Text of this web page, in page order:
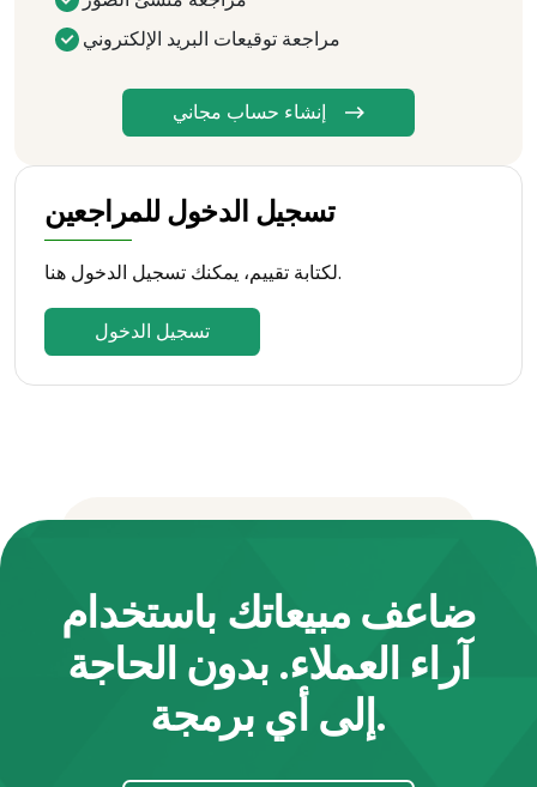
مراجعة توقيعات البريد الإلكتروني
إنشاء حساب مجاني
تسجيل الدخول للمراجعين
لكتابة تقييم، يمكنك تسجيل الدخول هنا.
تسجيل الدخول
ضاعف مبيعاتك باستخدام
آراء العملاء. بدون الحاجة
إلى أي برمجة.